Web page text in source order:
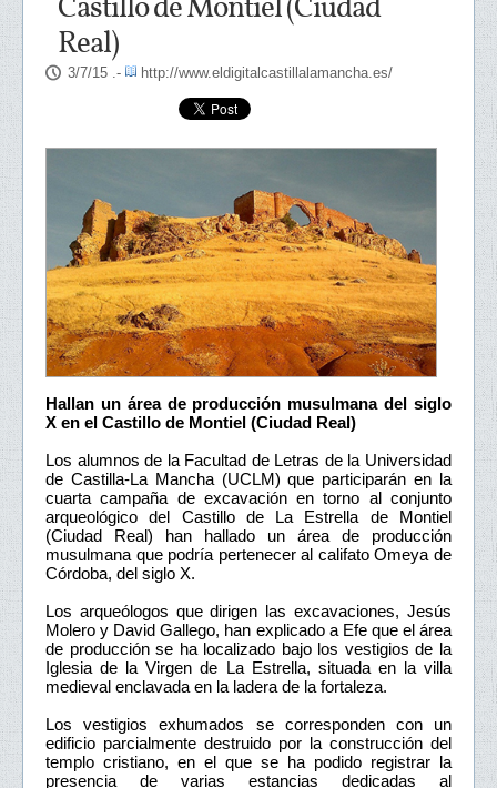
Castillo de Montiel (Ciudad
Real)
3/7/15 .- http://www.eldigitalcastillalamancha.es/
Hallan un área de producción musulmana del siglo
X en el Castillo de Montiel (Ciudad Real)
Los alumnos de la Facultad de Letras de la Universidad
de Castilla-La Mancha (UCLM) que participarán en la
cuarta campaña de excavación en torno al conjunto
arqueológico del Castillo de La Estrella de Montiel
(Ciudad Real) han hallado un área de producción
musulmana que podría pertenecer al califato Omeya de
Córdoba, del siglo X.
Los arqueólogos que dirigen las excavaciones, Jesús
Molero y David Gallego, han explicado a Efe que el área
de producción se ha localizado bajo los vestigios de la
Iglesia de la Virgen de La Estrella, situada en la villa
medieval enclavada en la ladera de la fortaleza.
Los vestigios exhumados se corresponden con un
edificio parcialmente destruido por la construcción del
templo cristiano, en el que se ha podido registrar la
presencia de varias estancias dedicadas al